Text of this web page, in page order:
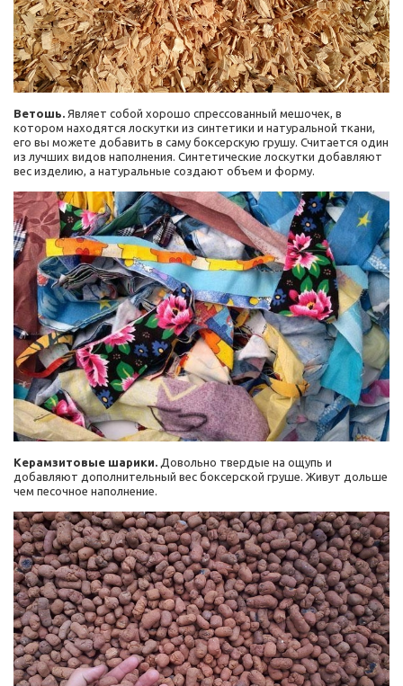
Ветошь. Являет собой хорошо спрессованный мешочек, в
котором находятся лоскутки из синтетики и натуральной ткани,
его вы можете добавить в саму боксерскую грушу. Считается один
из лучших видов наполнения. Синтетические лоскутки добавляют
вес изделию, а натуральные создают объем и форму.
Керамзитовые шарики. Довольно твердые на ощупь и
добавляют дополнительный вес боксерской груше. Живут дольше
чем песочное наполнение.